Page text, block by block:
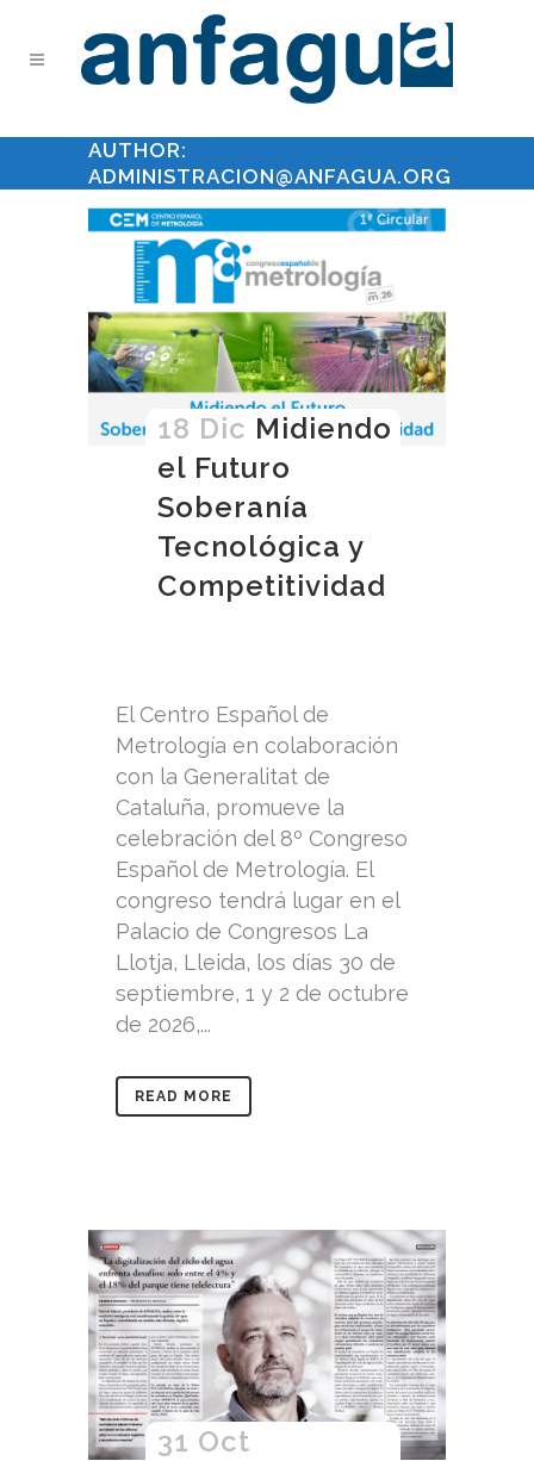
AUTHOR:
ADMINISTRACION@ANFAGUA.ORG
18 Dic Midiendo
el Futuro
Soberanía
Tecnológica y
Competitividad
El Centro Español de
Metrología en colaboración
con la Generalitat de
Cataluña, promueve la
celebración del 8º Congreso
Español de Metrología. El
congreso tendrá lugar en el
Palacio de Congresos La
Llotja, Lleida, los días 30 de
septiembre, 1 y 2 de octubre
de 2026,...
READ MORE
31 Oct